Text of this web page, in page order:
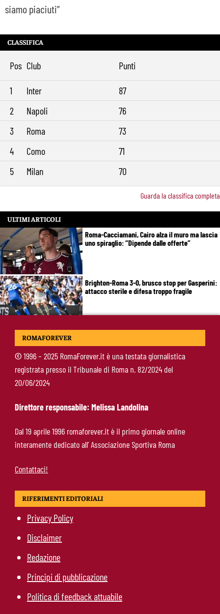
siamo piaciuti”
CLASSIFICA
Pos Club Punti
1 Inter
87
2
Napoli
76
3
Roma
73
4
Como
71
5
Milan 70
Guarda la classifica completa
ULTIMI ARTICOLI
Roma-Cacciamani, Cairo alza il muro ma lascia
uno spiraglio: “Dipende dalle offerte”
Brighton-Roma 3-0, brusco stop per Gasperini:
attacco sterile e difesa troppo fragile
McKennie sorprende tutti: “Il mio idolo era
Molina-Roma, arrivo oggi: il passaporto può
sbloccare un altro colpo
ROMAFOREVER
©1996 – 2025 RomaForever.it è una testata giornalistica
registrata presso il Tribunale di Roma n. 82/2024 del
20/06/2024
Direttore responsabile: Melissa Landolina
Dal 19 aprile 1996 romaforever.it è il primo giornale online
interamente dedicato all’ Associazione Sportiva Roma
Contattaci!
RIFERIMENTI EDITORIALI
Privacy Policy
Disclaimer
Redazione
Principi di pubblicazione
Politica di feedback attuabile